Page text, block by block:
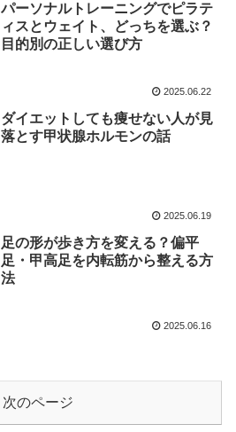
パーソナルトレーニングでピラテ
ィスとウェイト、どっちを選ぶ？
目的別の正しい選び方
2025.06.22
ダイエットしても痩せない人が見
落とす甲状腺ホルモンの話
2025.06.19
足の形が歩き方を変える？偏平
足・甲高足を内転筋から整える方
法
2025.06.16
次のページ